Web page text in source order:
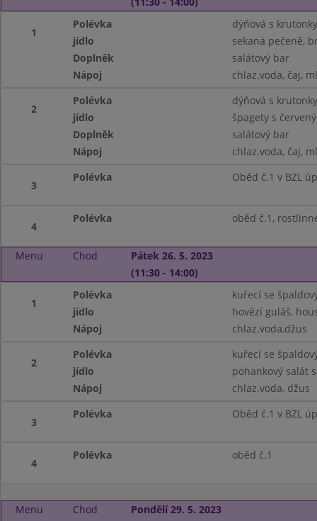
1
Polévka
dýňová s krutonky
jídlo
sekaná pečeně,
Doplněk
salátový bar
Nápoj
chlaz.voda, čaj,
2
Polévka
dýňová s krutonky
jídlo
špagety s
Doplněk
salátový bar
Nápoj
chlaz.voda, čaj,
3
Polévka Oběd č.1 v BZL
4
Polévka oběd č.1,
Menu Chod
Pátek 26. 5. 2023
(11:30 - 14:00)
1
Polévka
kuřecí se
jídlo
hovězí guláš,
Nápoj
chlaz.voda,džus
2
Polévka
kuřecí se
jídlo
pohankový salát
Nápoj
chlaz.voda, džus
3
Polévka Oběd č.1 v BZL
4
Polévka oběd č.1
Menu Chod
Pondělí 29. 5. 2023